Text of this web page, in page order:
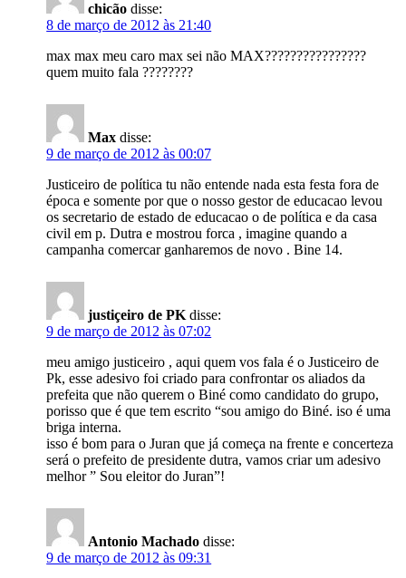
chicão disse:
8 de março de 2012 às 21:40
max max meu caro max sei não MAX????????????????
quem muito fala ????????
Max disse:
9 de março de 2012 às 00:07
Justiceiro de política tu não entende nada esta festa fora de
época e somente por que o nosso gestor de educacao levou
os secretario de estado de educacao o de política e da casa
civil em p. Dutra e mostrou forca , imagine quando a
campanha comercar ganharemos de novo . Bine 14.
justiçeiro de PK disse:
9 de março de 2012 às 07:02
meu amigo justiceiro , aqui quem vos fala é o Justiceiro de
Pk, esse adesivo foi criado para confrontar os aliados da
prefeita que não querem o Biné como candidato do grupo,
porisso que é que tem escrito “sou amigo do Biné. iso é uma
briga interna.
isso é bom para o Juran que já começa na frente e concerteza
será o prefeito de presidente dutra, vamos criar um adesivo
melhor ” Sou eleitor do Juran”!
Antonio Machado disse:
9 de março de 2012 às 09:31